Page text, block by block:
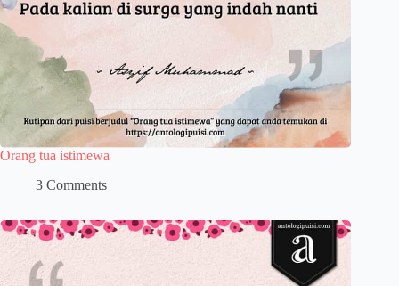
Orang tua istimewa
3 Comments